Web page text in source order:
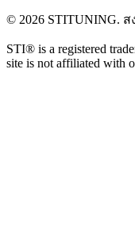
© 2026 STITUNING.
STI® is a registered
site is not affiliated with